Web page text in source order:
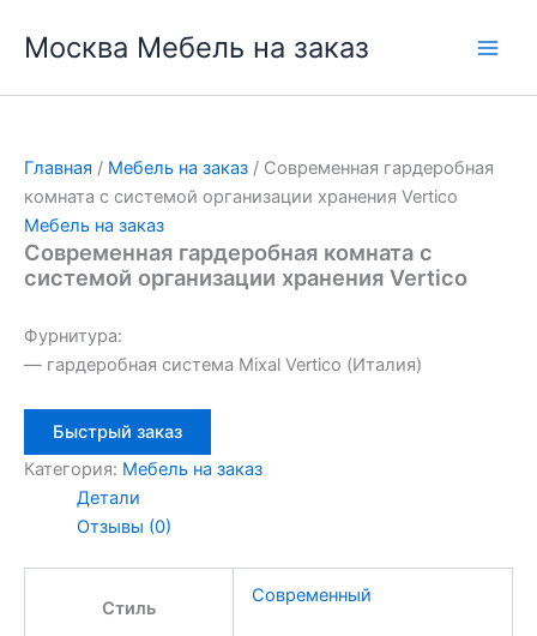
Москва Мебель на заказ
Главная / Мебель на заказ / Современная гардеробная
комната с системой организации хранения Vertico
Мебель на заказ
Современная гардеробная комната с
системой организации хранения Vertico
Фурнитура:
— гардеробная система Mixal Vertico (Италия)
Быстрый заказ
Категория: Мебель на заказ
Детали
Отзывы (0)
Стиль
Современный